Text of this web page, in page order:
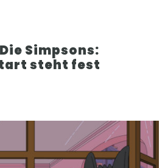
Simpsons:
steht fest